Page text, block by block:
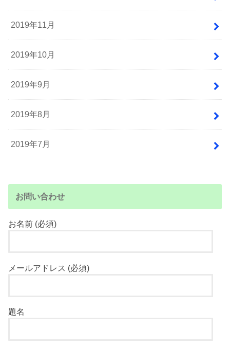
2019年11月
2019年10月
2019年9月
2019年8月
2019年7月
お問い合わせ
お名前 (必須)
メールアドレス (必須)
題名